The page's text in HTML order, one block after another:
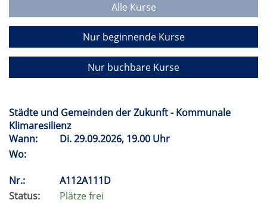
Alle Kurse
Nur beginnende Kurse
Nur buchbare Kurse
Städte und Gemeinden der Zukunft - Kommunale
Klimaresilienz
Wann:
Di.29.09.2026, 19.00 Uhr
Wo:
Nr.:
A112A111D
Status:
Plätze frei